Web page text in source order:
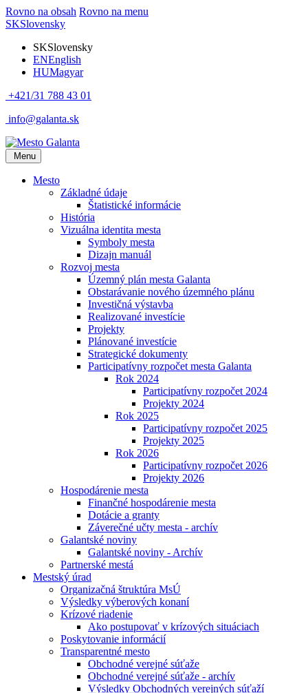
Rovno na obsah Rovno na menu
SKSlovensky
SKSlovensky
ENEnglish
HUMagyar
+421/31 788 43 01
info@galanta.sk
Menu
Mesto
Základné údaje
Štatistické informácie
História
Vizuálna identita mesta
Symboly mesta
Dizajn manuál
Rozvoj mesta
Územný plán mesta Galanta
Obstarávanie nového územného plánu
Investičná výstavba
Realizované investície
Projekty
Plánované investície
Strategické dokumenty
Participatívny rozpočet mesta Galanta
Rok 2024
Participatívny rozpočet 2024
Projekty 2024
Rok 2025
Participatívny rozpočet 2025
Projekty 2025
Rok 2026
Participatívny rozpočet 2026
Projekty 2026
Hospodárenie mesta
Finančné hospodárenie mesta
Dotácie a granty
Záverečné učty mesta - archív
Galantské noviny
Galantské noviny - Archív
Partnerské mestá
Mestský úrad
Organizačná štruktúra MsÚ
Výsledky výberových konaní
Krízové riadenie
Ako postupovať v krízových situáciach
Poskytovanie informácií
Transparentné mesto
Obchodné verejné súťaže
Obchodné verejné súťaže - archív
Výsledky Obchodných verejných súťaží